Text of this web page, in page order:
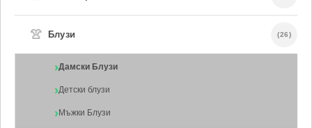
👚 Блузи (26)
Дамски Блузи
Детски блузи
Мъжки Блузи